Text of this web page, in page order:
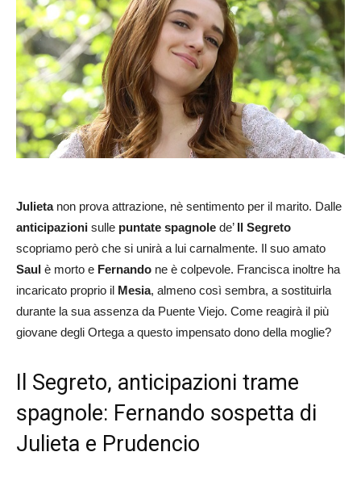
Julietanon prova attrazione, nè sentimento per il marito. Dalle
anticipazioni sulle puntate spagnole de’ Il Segreto
scopriamo però che si unirà a lui carnalmente. Il suo amato
Saul è morto e Fernando ne è colpevole. Francisca inoltre ha
incaricato proprio il Mesia, almeno così sembra, a sostituirla
durante la sua assenza da Puente Viejo. Come reagirà il più
giovane degli Ortega a questo impensato dono della moglie?
Il Segreto, anticipazioni trame
spagnole: Fernando sospetta di
Julieta e Prudencio